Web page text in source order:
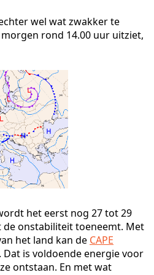
wel wat zwakker te
rond 14.00 uur uitziet,
het eerst nog 27 tot 29
onstabiliteit toeneemt. Met
het land kan de CAPE
Dat is voldoende energie voor
ontstaan. En met wat